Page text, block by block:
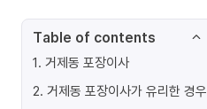
Table of contents
1. 거제동 포장이사
2. 거제동 포장이사가 유리한 경우